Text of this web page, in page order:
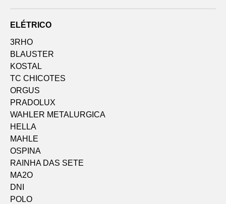
ELÉTRICO
3RHO
BLAUSTER
KOSTAL
TC CHICOTES
ORGUS
PRADOLUX
WAHLER METALURGICA
HELLA
MAHLE
OSPINA
RAINHA DAS SETE
MA2O
DNI
POLO